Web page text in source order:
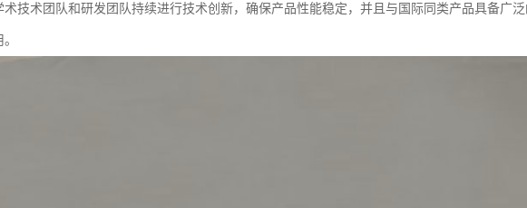
术技术团队和研发团队持续进行技术创新，确保产品性能稳定，并且与国际同类产品具备广